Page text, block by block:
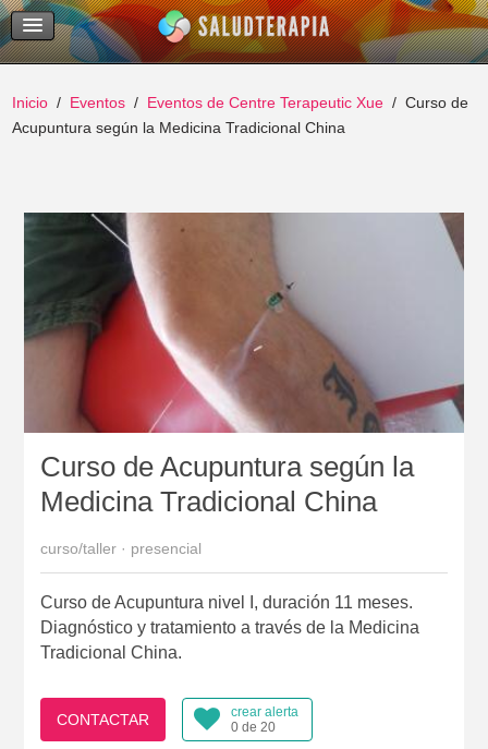
Temas Recientes
Buscar
Inicio Eventos Eventos de Centre Terapeutic Xue
Curso de
Acupuntura según la Medicina Tradicional China
Curso de Acupuntura según la
Medicina Tradicional China
curso/taller · presencial
Curso de Acupuntura nivel I, duración 11 meses.
Diagnóstico y tratamiento a través de la Medicina
Tradicional China.
CONTACTAR
crear alerta
0 de 20